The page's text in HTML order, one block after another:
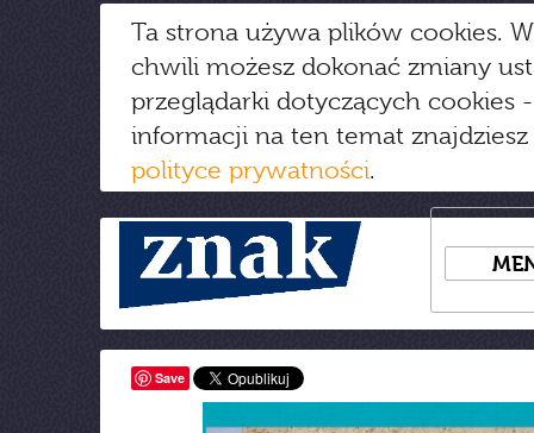
Ta strona używa plików cookies.
chwili możesz dokonać zmiany
przeglądarki dotyczących cookies
informacji na ten temat
polityce prywatności.
Save